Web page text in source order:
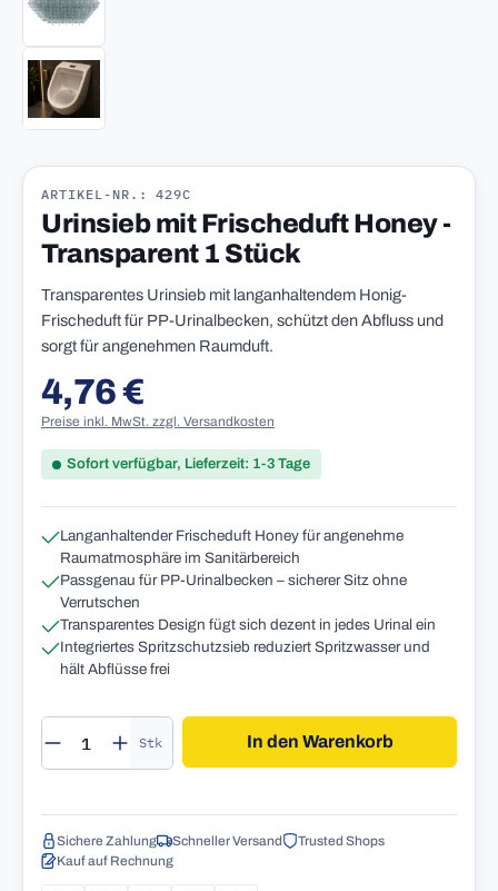
ARTIKEL-NR.: 429C
Urinsieb mit Frischeduft Honey -
Transparent 1 Stück
Transparentes Urinsieb mit langanhaltendem Honig-
Frischeduft für PP-Urinalbecken, schützt den Abfluss und
sorgt für angenehmen Raumduft.
Regulärer Preis:
4,76 €
Preise inkl. MwSt. zzgl. Versandkosten
Sofort verfügbar, Lieferzeit: 1-3 Tage
Langanhaltender Frischeduft Honey für angenehme
Raumatmosphäre im Sanitärbereich
Passgenau für PP-Urinalbecken – sicherer Sitz ohne
Verrutschen
Transparentes Design fügt sich dezent in jedes Urinal ein
Integriertes Spritzschutzsieb reduziert Spritzwasser und
hält Abflüsse frei
Produkt Anzahl: Gib den gewünschten
Stk In den Warenkorb
Sichere Zahlung Schneller Versand
Trusted Shops
Kauf auf Rechnung